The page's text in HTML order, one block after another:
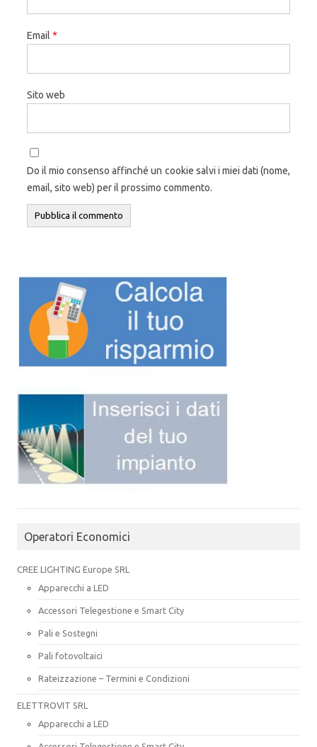
Email *
Sito web
Do il mio consenso affinché un cookie salvi i miei dati (nome,
email, sito web) per il prossimo commento.
Operatori Economici
CREE LIGHTING Europe SRL
Apparecchi a LED
Accessori Telegestione e Smart City
Pali e Sostegni
Pali fotovoltaici
Rateizzazione – Termini e Condizioni
ELETTROVIT SRL
Apparecchi a LED